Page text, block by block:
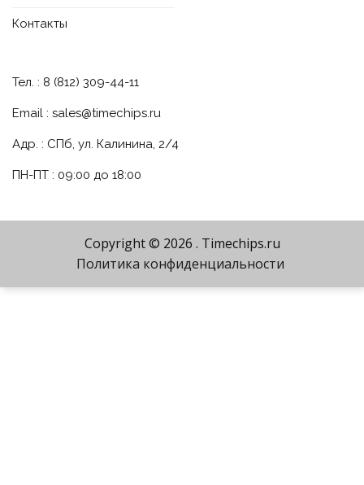
Контакты
Тел. : 8 (812) 309-44-11
Email : sales@timechips.ru
Адр. : СПб, ул. Калинина, 2/4
ПН-ПТ : 09:00 до 18:00
Copyright © 2026 . Timechips.ru
Политика конфиденциальности